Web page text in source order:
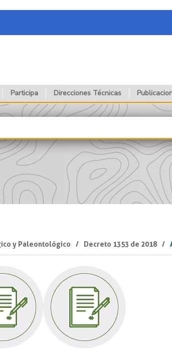
Participa Direcciones Técnicas
y Paleontológico Decreto 1353 de 2018